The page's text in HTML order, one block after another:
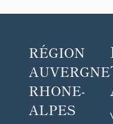
RÉGION
AUVERGNE
RHONE-
ALPES